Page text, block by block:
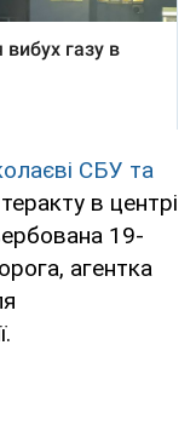
СБУ та
в центрі
19-
агентка